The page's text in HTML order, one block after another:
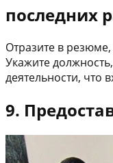
последних
Отразите в
Укажите
деятельности, что
9.